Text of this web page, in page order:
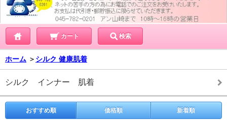
カート 検索
ホーム ＞ シルク 健康肌着
シルク インナー 肌着
おすすめ順 価格順 新着順